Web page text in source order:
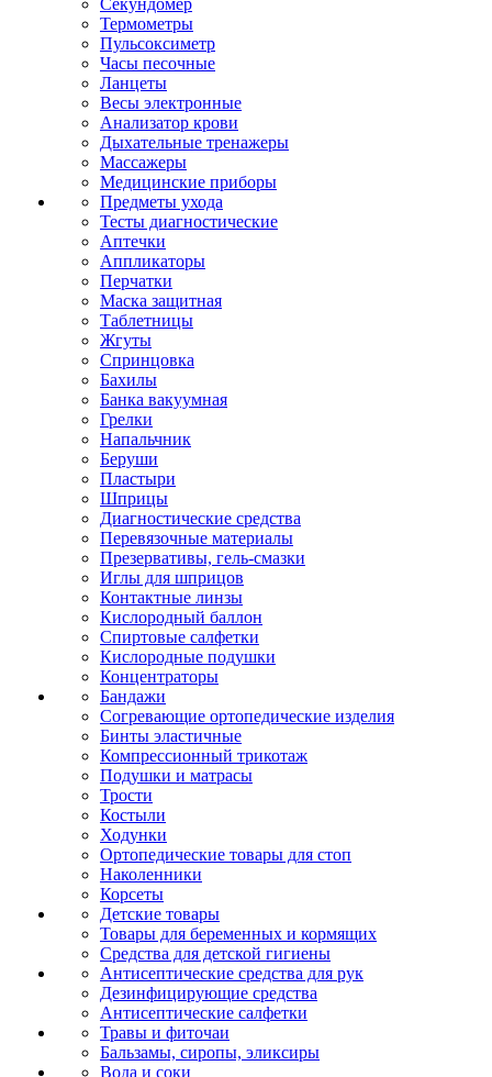
Секундомер
Термометры
Пульсоксиметр
Часы песочные
Ланцеты
Весы электронные
Анализатор крови
Дыхательные тренажеры
Массажеры
Медицинские приборы
Предметы ухода
Тесты диагностические
Аптечки
Аппликаторы
Перчатки
Маска защитная
Таблетницы
Жгуты
Спринцовка
Бахилы
Банка вакуумная
Грелки
Напальчник
Беруши
Пластыри
Шприцы
Диагностические средства
Перевязочные материалы
Презервативы, гель-смазки
Иглы для шприцов
Контактные линзы
Кислородный баллон
Спиртовые салфетки
Кислородные подушки
Концентраторы
Бандажи
Согревающие ортопедические изделия
Бинты эластичные
Компрессионный трикотаж
Подушки и матрасы
Трости
Костыли
Ходунки
Ортопедические товары для стоп
Наколенники
Корсеты
Детские товары
Товары для беременных и кормящих
Средства для детской гигиены
Антисептические средства для рук
Дезинфицирующие средства
Антисептические салфетки
Травы и фиточаи
Бальзамы, сиропы, эликсиры
Вода и соки